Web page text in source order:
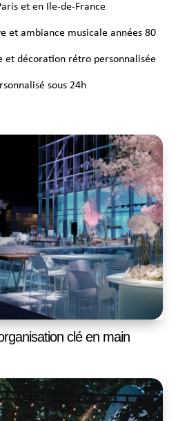
et en Ile-de-France
et ambiance musicale années 80
et décoration rétro personnalisée
sous 24h
clé en main